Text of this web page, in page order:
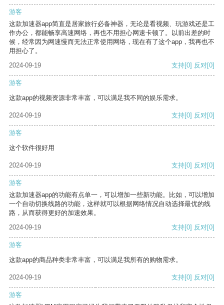
游客
这款加速器app简直是居家旅行必备神器，无论是看视频、玩游戏还是工
作办公，都能畅享高速网络，再也不用担心网速卡顿了。以前出差的时
候，经常因为网速慢而无法正常使用网络，现在有了这个app，我再也不
用担心了。
2024-09-19
支持[0] 反对[0]
游客
这款app的视频资源非常丰富，可以满足我不同的娱乐需求。
2024-09-19 支持[0] 反对[0]
游客
这个软件很好用
2024-09-19 支持[0] 反对[0]
游客
这款加速器app的功能有点单一，可以增加一些新功能。比如，可以增加
一个自动切换线路的功能，这样就可以根据网络情况自动选择最优的线
路，从而获得更好的加速效果。
2024-09-19
支持[0] 反对[0]
游客
这款app的商品种类非常丰富，可以满足我所有的购物需求。
2024-09-19 支持[0] 反对[0]
游客